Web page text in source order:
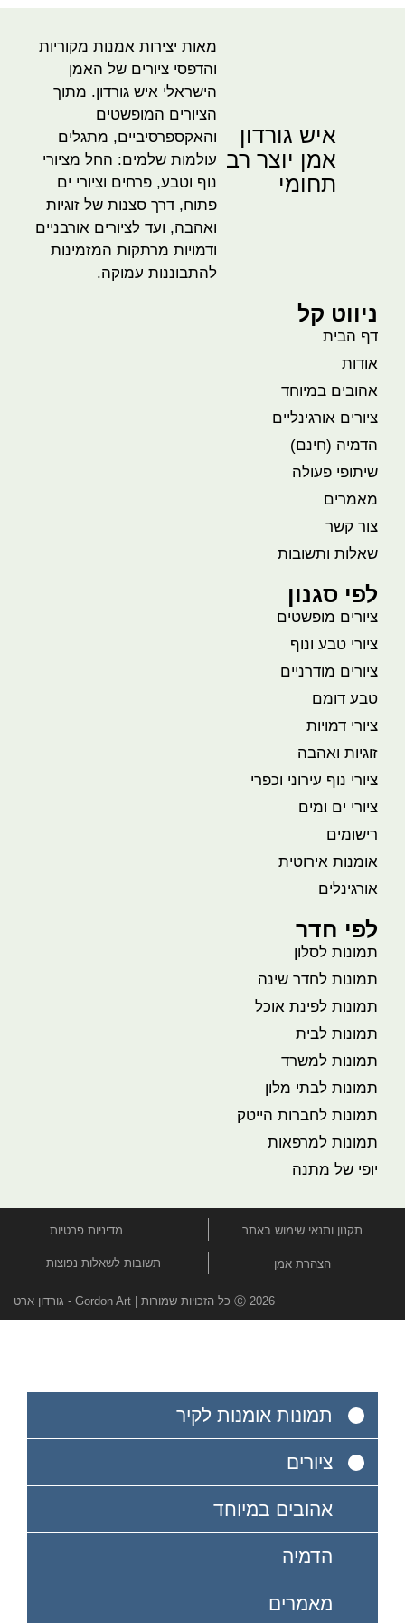
איש גורדון
אמן יוצר רב
תחומי
מאות יצירות אמנות מקוריות
והדפסי ציורים של האמן
הישראלי איש גורדון. מתוך
הציורים המופשטים
והאקספרסיביים, מתגלים
עולמות שלמים: החל מציורי
נוף וטבע, פרחים וציורי ים
פתוח, דרך סצנות של זוגיות
ואהבה, ועד לציורים אורבניים
ודמויות מרתקות המזמינות
להתבוננות עמוקה.
ניווט קל
דף הבית
אודות
אהובים במיוחד
ציורים אורגינליים
הדמיה (חינם)
שיתופי פעולה
מאמרים
צור קשר
שאלות ותשובות
לפי סגנון
ציורים מופשטים
ציורי טבע ונוף
ציורים מודרניים
טבע דומם
ציורי דמויות
זוגיות ואהבה
ציורי נוף עירוני וכפרי
ציורי ים ומים
רישומים
אומנות אירוטית
אורגינלים
לפי חדר
תמונות לסלון
תמונות לחדר שינה
תמונות לפינת אוכל
תמונות לבית
תמונות למשרד
תמונות לבתי מלון
תמונות לחברות הייטק
תמונות למרפאות
יופי של מתנה
תקנון ותנאי שימוש באתר מדיניות פרטיות
הצהרת אמן תשובות לשאלות נפוצות
Ⓒ 2026 כל הזכויות שמורות | Gordon Art - גורדון ארט
תמונות אומנות לקיר
ציורים
אהובים במיוחד
הדמיה
מאמרים